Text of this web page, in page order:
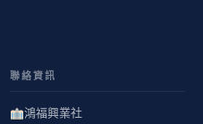
聯絡資訊
鴻福興業社